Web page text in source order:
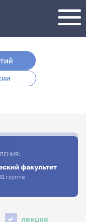
факультет
группа
лекция